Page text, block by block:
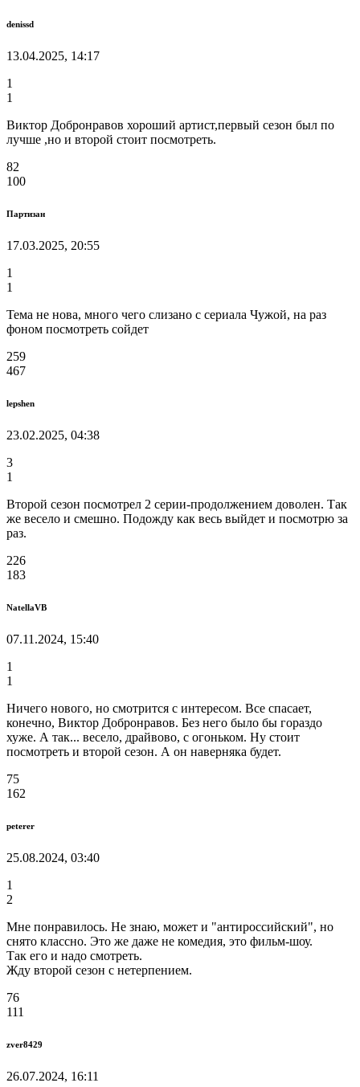
denissd
13.04.2025, 14:17
1
1
Виктор Добронравов хороший артист,первый сезон был по
лучше ,но и второй стоит посмотреть.
82
100
Партизан
17.03.2025, 20:55
1
1
Тема не нова, много чего слизано с сериала Чужой, на раз
фоном посмотреть сойдет
259
467
lepshen
23.02.2025, 04:38
3
1
Второй сезон посмотрел 2 серии-продолжением доволен. Так
же весело и смешно. Подожду как весь выйдет и посмотрю за
раз.
226
183
NatellaVB
07.11.2024, 15:40
1
1
Ничего нового, но смотрится с интересом. Все спасает,
конечно, Виктор Добронравов. Без него было бы гораздо
хуже. А так... весело, драйвово, с огоньком. Ну стоит
посмотреть и второй сезон. А он наверняка будет.
75
162
peterer
25.08.2024, 03:40
1
2
Мне понравилось. Не знаю, может и "антироссийский", но
снято классно. Это же даже не комедия, это фильм-шоу.
Так его и надо смотреть.
Жду второй сезон с нетерпением.
76
111
zver8429
26.07.2024, 16:11